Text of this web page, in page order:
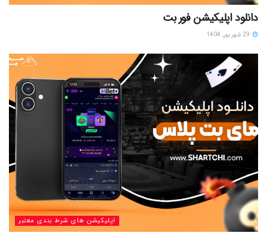
دانلود اپلیکیشن فور بت
اپلیکیشن های شرط بندی معتبر